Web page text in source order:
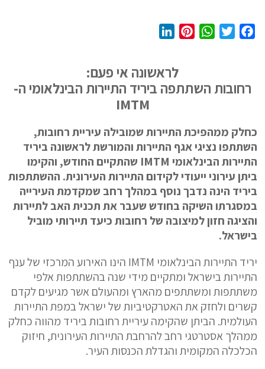
b
k
t
W
s
p
t
e
s
t
k
e
n
לראשונה אי פעם:
רחובות השתתפה ביריד התיירות הבינלאומי ה-
IMTM
כחלק ממהפיכת התיירות שמובילה עיריית רחובות,
השתתפו נציגי אגף התיירות והמורשת לראשונה ביריד
התיירות הבינלאומי IMTM שהתקיים החודש, והקימו
ביתן עירוני ייעודי לקידום התיירות העירונית. ההשתתפות
ביריד הינה נדבך נוסף במהלך רחב שמקדמת העירייה
במסגרתו השיקה בחודש שעבר את תכנית האב לתיירות
והציגה חזון למיצובה של רחובות כיעד תיירותי מוביל
בישראל.
יריד התיירות הבינלאומי IMTM הינו האירוע המרכזי של ענף
התיירות בישראל ומתקיים מידי שנה בהשתתפות אלפי
משתתפות ומשתתפים מהארץ ומהעולם אשר מגיעים לקדם
קשרים ולחזק את האטרקטיביות של ישראל במפת התיירות
העולמית. הביתן שהקימה עיריית רחובות ביריד מהווה כחלק
ממהלך אסטרטגי רחב להרחבת התיירות העירונית, חיזוק
הכלכלה המקומית והגדלת הכנסות העיר.